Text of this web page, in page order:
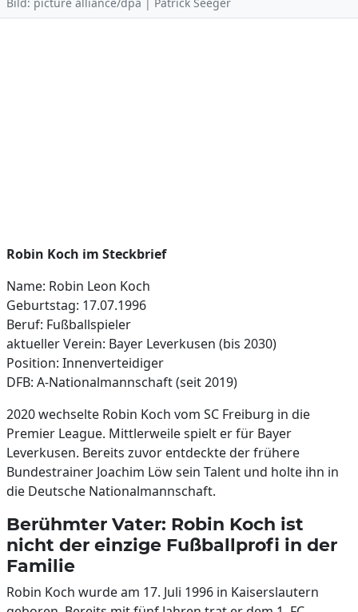
Robin Koch im Steckbrief
Name: Robin Leon Koch
Geburtstag: 17.07.1996
Beruf: Fußballspieler
aktueller Verein: Bayer Leverkusen (bis 2030)
Position: Innenverteidiger
DFB: A-Nationalmannschaft (seit 2019)
2020 wechselte Robin Koch vom SC Freiburg in die
Premier League. Mittlerweile spielt er für Bayer
Leverkusen. Bereits zuvor entdeckte der frühere
Bundestrainer Joachim Löw sein Talent und holte ihn in
die Deutsche Nationalmannschaft.
Berühmter Vater: Robin Koch ist
nicht der einzige Fußballprofi in der
Familie
Robin Koch wurde am 17. Juli 1996 in Kaiserslautern